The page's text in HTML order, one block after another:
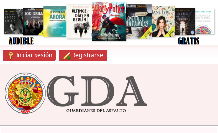
Iniciar sesión Registrarse